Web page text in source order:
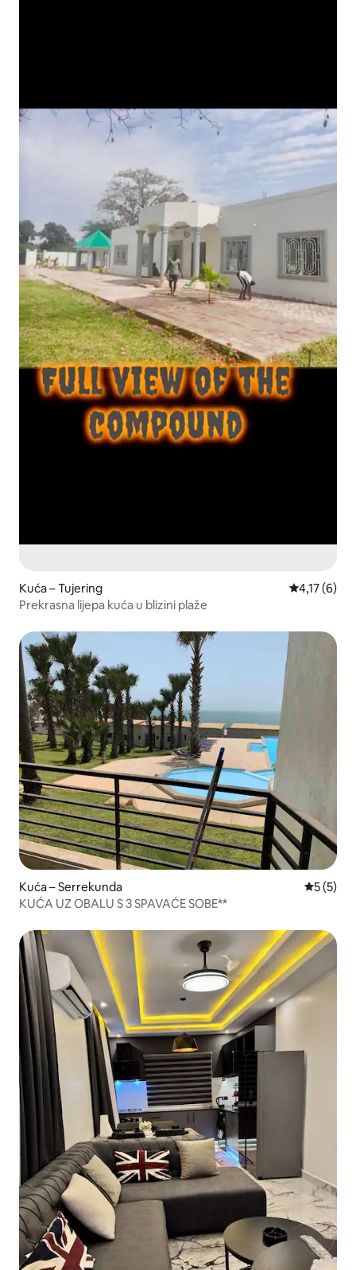
Kuća – Tujering Prosječna
4,17 (6)
Prekrasna lijepa kuća u blizini plaže
Kuća – Serrekunda
5 (5)
KUĆA UZ OBALU S 3 SPAVAĆE SOBE**